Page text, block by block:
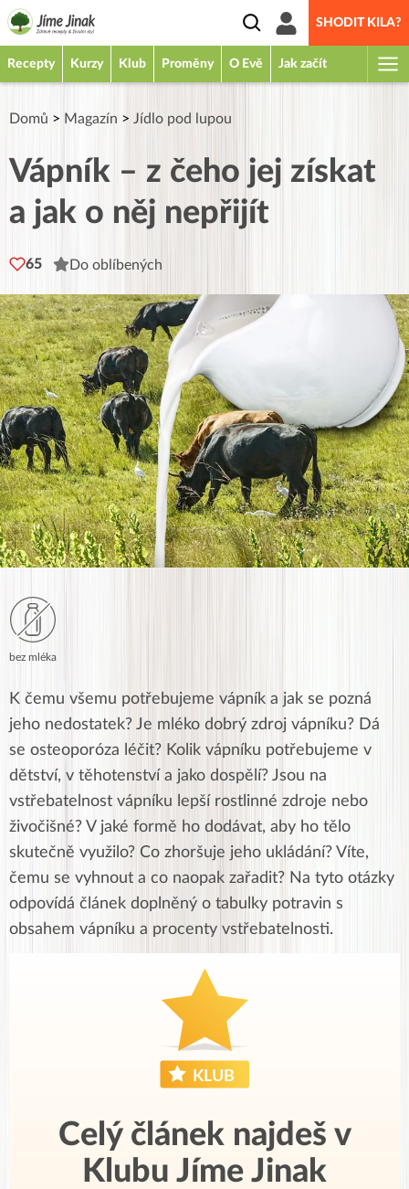
SHODIT KILA?
Recepty Kurzy Klub Proměny O Evě Jak začít
Domů > Magazín > Jídlo pod lupou
Vápník – z čeho jej získat
a jak o něj nepřijít
65 Do oblíbených
bez mléka
K čemu všemu potřebujeme vápník a jak se pozná
jeho nedostatek? Je mléko dobrý zdroj vápníku? Dá
se osteoporóza léčit? Kolik vápníku potřebujeme v
dětství, v těhotenství a jako dospělí? Jsou na
vstřebatelnost vápníku lepší rostlinné zdroje nebo
živočišné? V jaké formě ho dodávat, aby ho tělo
skutečně využilo? Co zhoršuje jeho ukládání? Víte,
čemu se vyhnout a co naopak zařadit? Na tyto otázky
odpovídá článek doplněný o tabulky potravin s
obsahem vápníku a procenty vstřebatelnosti.
Celý článek najdeš v
Klubu Jíme Jinak